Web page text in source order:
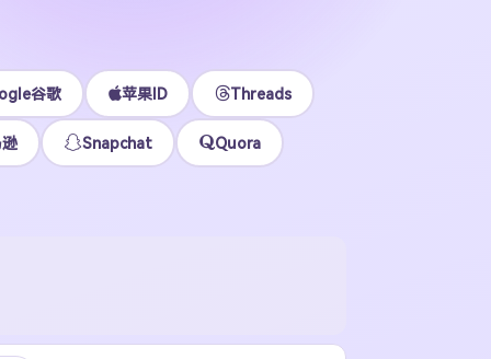
谷歌 苹果ID Threads
Snapchat Quora